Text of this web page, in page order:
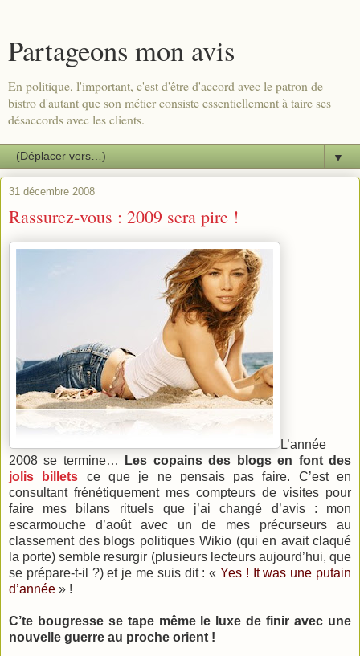
Partageons mon avis
En politique, l'important, c'est d'être d'accord avec le patron de
bistro d'autant que son métier consiste essentiellement à taire ses
désaccords avec les clients.
▼
31 décembre 2008
Rassurez-vous : 2009 sera pire !
L’année
2008 se termine…
Les copains des blogs en font des
jolis billets ce que je ne pensais pas faire. C’est en
consultant frénétiquement mes compteurs de visites pour
faire mes bilans rituels que j’ai changé d’avis : mon
escarmouche d’août avec un de mes précurseurs au
classement des blogs politiques Wikio (qui en avait claqué
la porte) semble resurgir (plusieurs lecteurs aujourd’hui, que
se prépare-t-il ?) et je me suis dit : « Yes ! It was une putain
d’année » !
C’te bougresse se tape même le luxe de finir avec une
nouvelle guerre au proche orient !